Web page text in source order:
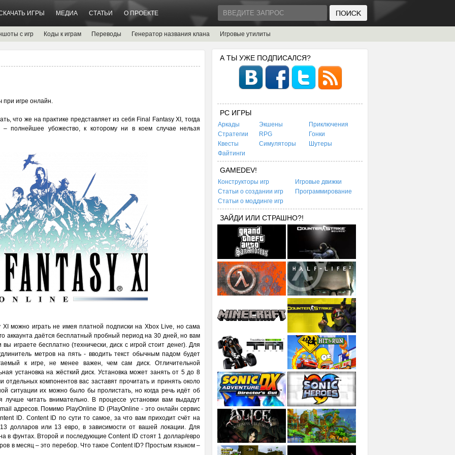
ИГРЫ МЕДИА СТАТЬИ О ПРОЕКТЕ
с игр Коды к играм Переводы Генератор названия клана Игровые утилиты
при игре онлайн.
что же на практике представляет из себя Final Fantasy XI, тогда
полнейшее убожество, к которому ни в коем случае нельзя
XI можно играть не имея платной подписки на Xbox Live, но сама
аккаунта даётся бесплатный пробный период на 30 дней, но вам
играете бесплатно (технически, диск с игрой стоит денег). Для
метров на пять - вводить текст обычным падом будет
к игре, не менее важен, чем сам диск. Отличительной
установка на жёсткий диск. Установка может занять от 5 до 8
отдельных компонентов вас заставят прочитать и принять около
ситуации их можно было бы пролистать, но когда речь идёт об
читать внимательно. В процессе установки вам выдадут
адресов. Помимо PlayOnline ID (PlayOnline - это онлайн сервис
ID. Content ID по сути то самое, за что вам приходит счёт на
долларов или 13 евро, в зависимости от вашей локации. Для
в фунтах. Второй и последующие Content ID стоят 1 доллар/евро
в месяц – это перебор. Что такое Content ID? Простым языком –
А ТЫ УЖЕ ПОДПИСАЛСЯ?
PC ИГРЫ
Аркады Экшены
Приключения
Стратегии
RPG
Гонки
Квесты
Симуляторы
Шутеры
Файтинги
GAMEDEV!
Конструкторы игр
Игровые движки
Статьи о создании игр
Программирование
Статьи о моддинге игр
ЗАЙДИ ИЛИ СТРАШНО?!